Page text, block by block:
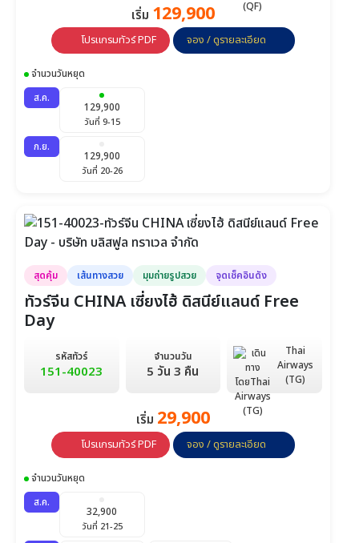
เริ่ม 129,900
โปรแกรมทัวร์ PDF จอง / ดูรายละเอียด
จำนวนวันหยุด
ส.ค.
129,900
วันที่ 9-15
ก.ย.
129,900
วันที่ 20-26
สุดคุ้ม เส้นทางสวย มุมถ่ายรูปสวย จุดเช็คอินดัง
ทัวร์จีน CHINA เซี่ยงไฮ้ ดิสนีย์แลนด์ Free
Day
รหัสทัวร์
151-40023
จำนวนวัน
5 วัน 3 คืน
Thai
Airways
(TG)
เริ่ม 29,900
โปรแกรมทัวร์ PDF จอง / ดูรายละเอียด
จำนวนวันหยุด
ส.ค.
32,900
วันที่ 21-25